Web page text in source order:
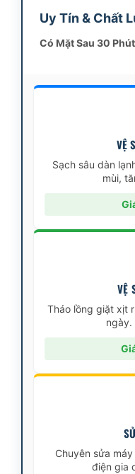
Uy Tín & Chất
Có Mặt Sau 30 Phút
VỆ
Sạch sâu dàn
mùi,
VỆ
Tháo lồng giặt xịt
ngày.
Chuyên sửa
điện gia